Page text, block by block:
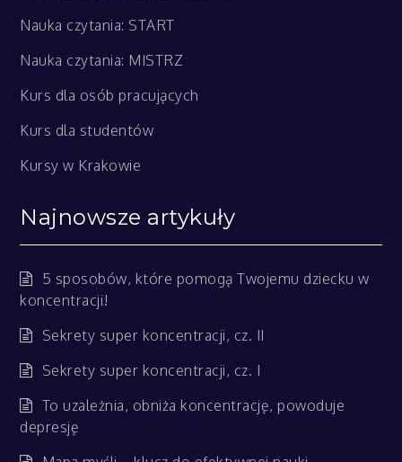
Nauka czytania: START
Nauka czytania: MISTRZ
Kurs dla osób pracujących
Kurs dla studentów
Kursy w Krakowie
Najnowsze artykuły
5 sposobów, które pomogą Twojemu dziecku w
koncentracji!
Sekrety super koncentracji, cz. II
Sekrety super koncentracji, cz. I
To uzależnia, obniża koncentrację, powoduje
depresję